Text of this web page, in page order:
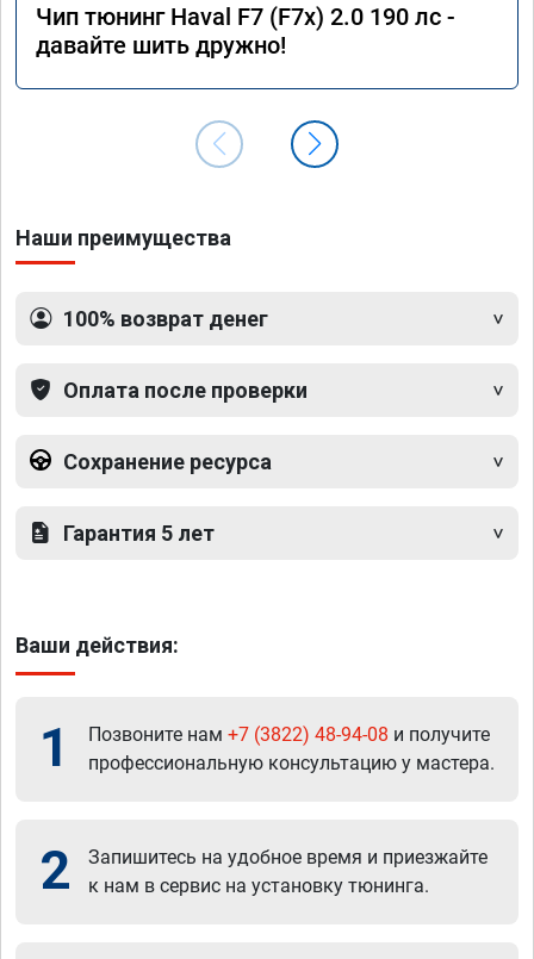
Чип тюнинг Haval F7 (F7x) 2.0 190 лс -
давайте шить дружно!
Наши преимущества
100% возврат денег
Оплата после проверки
Сохранение ресурса
Гарантия 5 лет
Ваши действия:
1 Позвоните нам +7 (3822) 48-94-08 и получите
профессиональную консультацию у мастера.
2
Запишитесь на удобное время и приезжайте
к нам в сервис на установку тюнинга.